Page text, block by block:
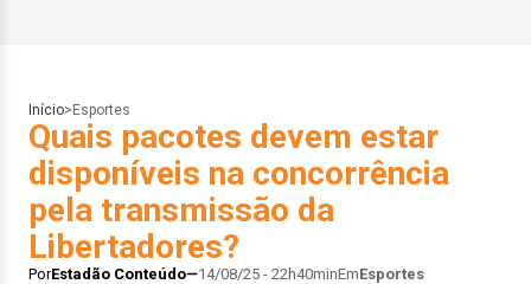
Início> Esportes
Quais pacotes devem estar
disponíveis na concorrência
pela transmissão da
Libertadores?
PorEstadão Conteúdo 14/08/25 - 22h40minEmEsportes